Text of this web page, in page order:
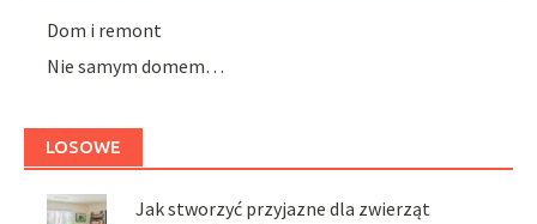
Dom i remont
Nie samym domem…
LOSOWE
Jak stworzyć przyjazne dla zwierząt